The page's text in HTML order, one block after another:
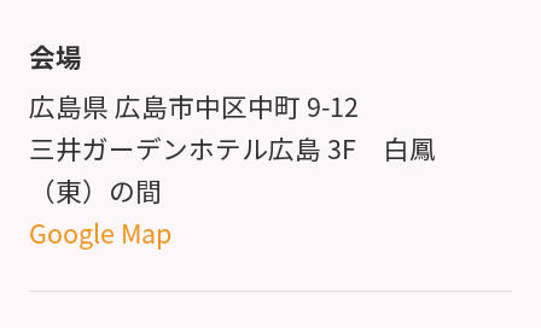
会場
広島県 広島市中区中町 9-12
三井ガーデンホテル広島 3F 白鳳
（東）の間
Google Map